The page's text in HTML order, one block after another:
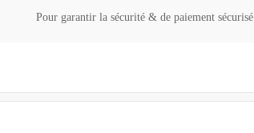
Pour garantir la sécurité & de paiement sécurisé